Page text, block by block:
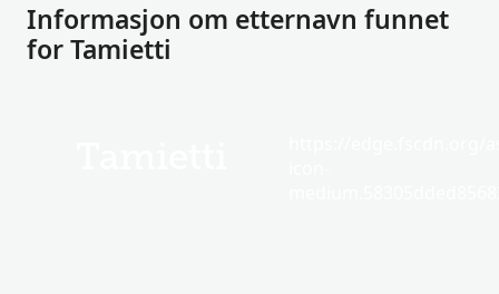
Informasjon om etternavn funnet
for Tamietti